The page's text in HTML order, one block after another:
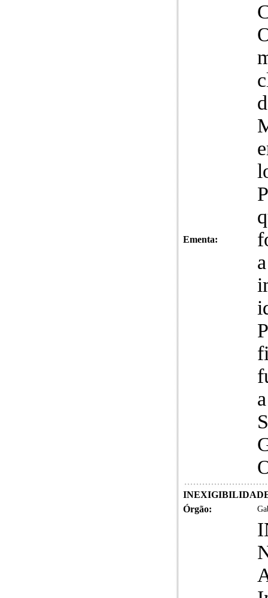
Ementa:
INEXIGIBILIDADE
Órgão: